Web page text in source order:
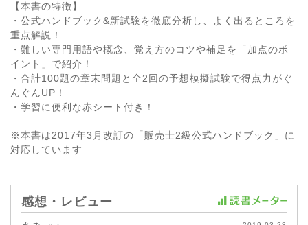
【本書の特徴】
・公式ハンドブック&新試験を徹底分析し、よく出るところを
重点解説！
・難しい専門用語や概念、覚え方のコツや補足を「加点のポ
イント」で紹介！
・合計100題の章末問題と全2回の予想模擬試験で得点力がぐ
んぐんUP！
・学習に便利な赤シート付き！
※本書は2017年3月改訂の「販売士2級公式ハンドブック」に
対応しています
感想・レビュー